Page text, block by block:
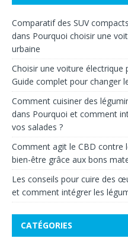
Comparatif des SUV
dans Pourquoi choisir une
urbaine
Choisir une voiture électrique
Guide complet pour changer
Comment cuisiner des
dans Pourquoi et comment
vos salades ?
Comment agit le CBD contre
bien-être grâce aux bons
Les conseils pour cuire des
et comment intégrer les
CATÉGORIES